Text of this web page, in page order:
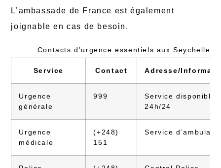
L’ambassade de France est également
joignable en cas de besoin.
Contacts d’urgence essentiels aux Seychelles
Service Contact Adresse/
Urgence
générale
999
Service disponible
24h/24
Urgence
médicale
(+248)
151
Service